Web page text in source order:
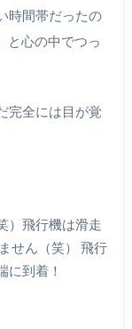
時間帯だったの
と心の中でつっ
完全には目が覚
）飛行機は滑走
せん（笑） 飛行
に到着！